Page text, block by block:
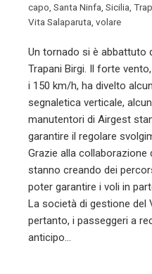
capo Santa Ninfa Sicilia
Vita Salaparuta volare
Un tornado si è abbattuto
Trapani Birgi. Il forte
i 150 km/h, ha divelto
segnaletica verticale,
manutentori di Airgest
garantire il regolare
Grazie alla collaborazione
stanno creando dei
poter garantire i voli in
La società di gestione del
pertanto, i passeggeri a
anticipo…